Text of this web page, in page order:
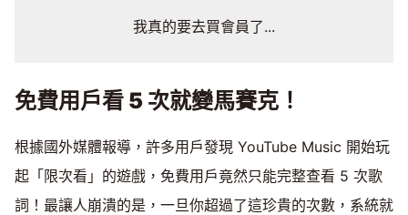
我真的要去買會員了...
免費用戶看 5 次就變馬賽克！
根據國外媒體報導，許多用戶發現 YouTube Music 開始玩
起「限次看」的遊戲，免費用戶竟然只能完整查看 5 次歌
詞！最讓人崩潰的是，一旦你超過了這珍貴的次數，系統就